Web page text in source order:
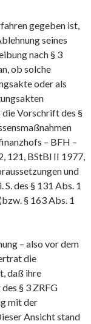
gegeben ist,
seines
nach § 3
ob solche
oder als
die Vorschrift des §
– BFH –
121, BStBl II 1977,
und
des § 131 Abs. 1
§ 163 Abs. 1
– also vor dem
die
daß ihre
§ 3 ZRFG
mit der
Ansicht stand